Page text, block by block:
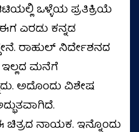
ಒಳ್ಳೆಯ ಪ್ರತಿಕ್ರಿಯೆ
ಎರಡು ಕನ್ನಡ
ರಾಹುಲ್‌ ನಿರ್ದೇಶನದ
ಮನೆಗೆ
ಅದೊಂದು ವಿಶೇಷ
ನಾಯಕ. ಇನ್ನೊಂದು